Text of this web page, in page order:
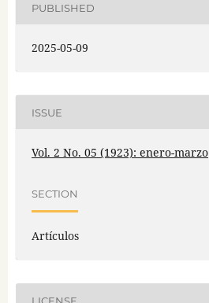
PUBLISHED
2025-05-09
ISSUE
Vol. 2 No. 05 (1923): enero-marzo
SECTION
Artículos
LICENSE